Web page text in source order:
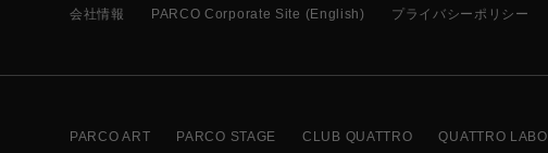
会社情報 PARCO Corporate Site (English) プライバシーポリシー
PARCO ART PARCO STAGE CLUB QUATTRO QUATTRO LABO